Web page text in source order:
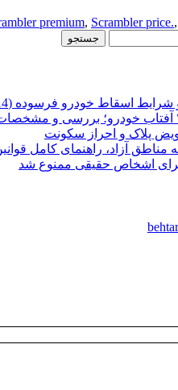
premium, Scrambler price.,
اسقاط خودرو فرسوده (14 مرداد 1405)
پلاک و احراز سکونت
مناطق آزاد، راهنمای کامل
اشخاص حقیقی ممنوع شد